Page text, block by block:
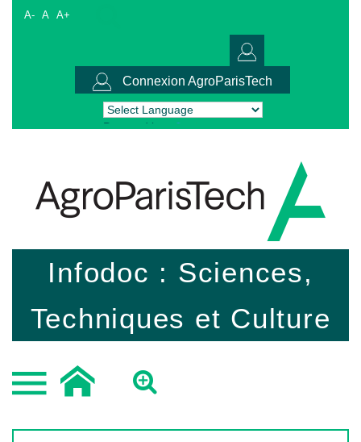
A- A A+
Connexion AgroParisTech
Powered by Translate
Infodoc : Sciences,
Techniques et Culture